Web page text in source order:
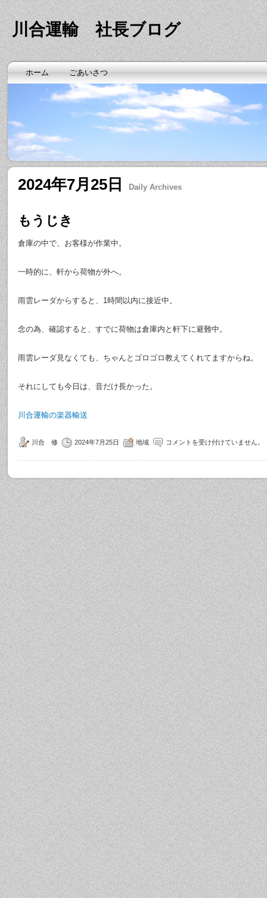
川合運輸 社長ブログ
ホーム ごあいさつ
2024年7月25日 Daily Archives
もうじき
倉庫の中で、お客様が作業中。
一時的に、軒から荷物が外へ。
雨雲レーダからすると、1時間以内に接近中。
念の為、確認すると、すでに荷物は倉庫内と軒下に避難中。
雨雲レーダ見なくても、ちゃんとゴロゴロ教えてくれてますからね。
それにしても今日は、音だけ長かった。
川合運輸の楽器輸送
川合 修 2024年7月25日 地域 コメントを受け付けていません。